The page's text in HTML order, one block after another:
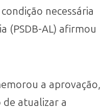
necessária
(PSDB-AL) afirmou
a aprovação,
atualizar a